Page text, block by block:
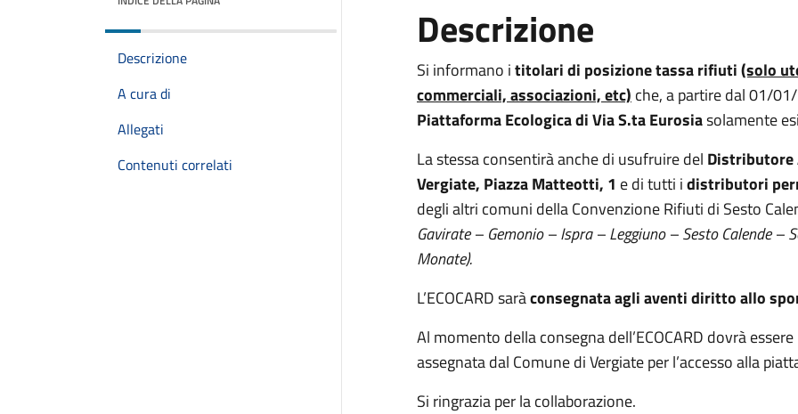
Descrizione
A cura di
Allegati
Contenuti correlati
Descrizione
Si informano ititolari di posizionetassa rifiuti(solo
commerciali, associazioni, etc) che, a partire dal 01/
Piattaforma Ecologica di Via S.ta Eurosiasolamente
La stessa consentirà anche di usufruire del
Vergiate, Piazza Matteotti, 1 e di tutti idistributori
degli altri comuni della Convenzione Rifiuti di Sesto
Gavirate – Gemonio – Ispra – Leggiuno – Sesto Calende –
Monate).
L’ECOCARD saràconsegnata agli aventi diritto allo
Al momento della consegna dell’ECOCARD dovrà
assegnata dal Comune di Vergiate per l’accesso alla
Si ringrazia per la collaborazione.